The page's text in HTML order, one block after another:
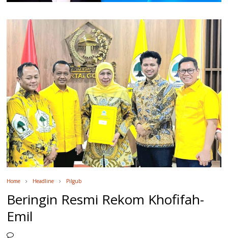
Home Headline Pilgub
Beringin Resmi Rekom Khofifah-
Emil